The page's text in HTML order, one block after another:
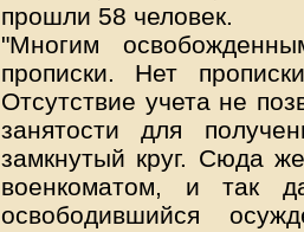
прошли 58 человек.
"Многим
прописки. Нет
Отсутствие учета не
занятости для
замкнутый круг. Сюда
военкоматом, и так
освободившийся